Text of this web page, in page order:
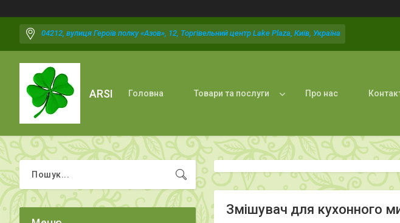
04212, вулиця Героїв полку «Азов», 12, Торгівельний центр Lake Plaza, Київ, Україна
ARSI Головна Товари та послуги Про нас
Змішувач для кухонного